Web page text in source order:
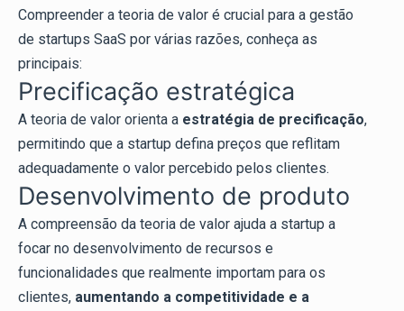
Compreender a teoria de valor é crucial para a gestão
de startups SaaS por várias razões, conheça as
principais:
Precificação estratégica
A teoria de valor orienta a estratégia de precificação,
permitindo que a startup defina preços que reflitam
adequadamente o valor percebido pelos clientes.
Desenvolvimento de produto
A compreensão da teoria de valor ajuda a startup a
focar no desenvolvimento de recursos e
funcionalidades que realmente importam para os
clientes, aumentando a competitividade e a